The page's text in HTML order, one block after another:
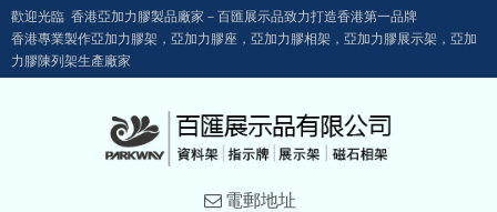
歡迎光臨 香港亞加力膠製品廠家－百匯展示品致力打造香港第一品牌
香港專業製作亞加力膠架，亞加力膠座，亞加力膠相架，亞加力膠展示架，亞加
力膠陳列架生產廠家
 電郵地址